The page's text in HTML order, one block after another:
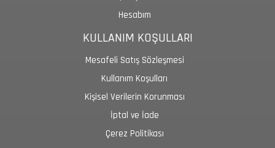
Hesabım
KULLANIM KOŞULLARI
Mesafeli Satış Sözleşmesi
Kullanım Koşulları
Kişisel Verilerin Korunması
İptal ve İade
Çerez Politikası